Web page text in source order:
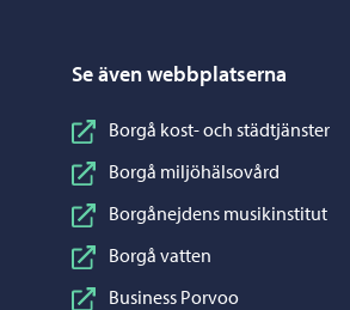
Se även webbplatserna
Borgå kost- och städtjänster
Borgå miljöhälsovård
Borgånejdens musikinstitut
Borgå vatten
Business Porvoo